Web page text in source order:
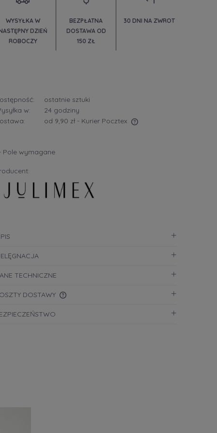
WYSYŁKA W
DZIEŃ
ROBOCZY
BEZPŁATNA
DOSTAWA OD
150 ZŁ
30 DNI NA ZWROT
ostatnie sztuki
w:
24 godziny
od 9,90 zł - Kurier Pocztex
płatności
Pole wymagane
TECHNICZNE
DOSTAWY
CENA NIE ZAWIERA EWENTUALNYCH